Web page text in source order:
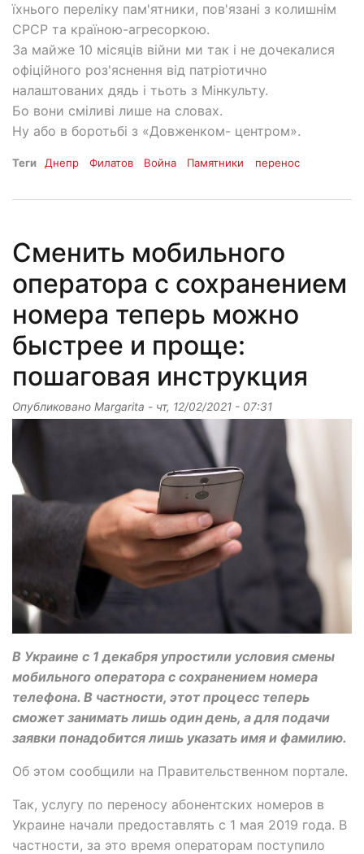
їхнього переліку пам'ятники, пов'язані з колишнім
СРСР та країною-агресоркою.
За майже 10 місяців війни ми так і не дочекалися
офіційного роз'яснення від патріотично
налаштованих дядь і тьоть з Мінкульту.
Бо вони сміливі лише на словах.
Ну або в боротьбі з «Довженком- центром».
Теги Днепр Филатов Война Памятники перенос
Сменить мобильного
оператора с сохранением
номера теперь можно
быстрее и проще:
пошаговая инструкция
Опубликовано Margarita - чт, 12/02/2021 - 07:31
В Украине с 1 декабря упростили условия смены
мобильного оператора с сохранением номера
телефона. В частности, этот процесс теперь
сможет занимать лишь один день, а для подачи
заявки понадобится лишь указать имя и фамилию.
Об этом сообщили на Правительственном портале.
Так, услугу по переносу абонентских номеров в
Украине начали предоставлять с 1 мая 2019 года. В
частности, за это время операторам поступило